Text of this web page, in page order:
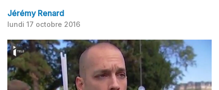
Jérémy Renard
lundi 17 octobre 2016